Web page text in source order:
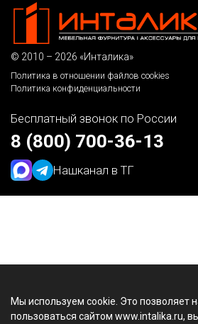
Мы используем cookie. Это позволяет
пользоваться сайтом www.intalika.ru,
© 2010 – 2026 «Инталика»
Политика в отношении файлов cookies
Политика конфиденциальности
Бесплатный звонок по России
8 (800) 700-36-13
Нашканал в ТГ